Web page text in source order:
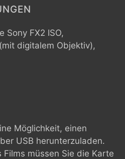
Sony FX2 ISO,
digitalem Objektiv),
Möglichkeit, einen
USB herunterzuladen.
müssen Sie die Karte